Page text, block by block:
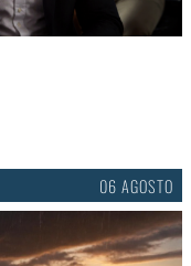
06 AGOSTO